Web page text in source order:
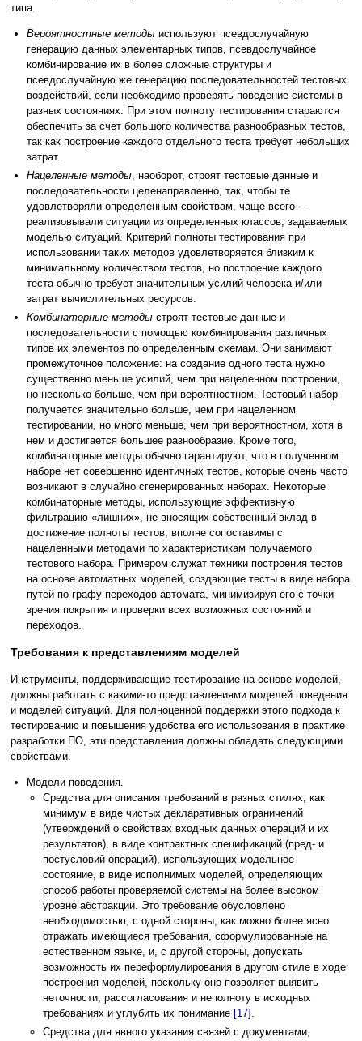
типа.
Вероятностные методы используют псевдослучайную
генерацию данных элементарных типов, псевдослучайное
комбинирование их в более сложные структуры и
псевдослучайную же генерацию последовательностей тестовых
воздействий, если необходимо проверять поведение системы в
разных состояниях. При этом полноту тестирования стараются
обеспечить за счет большого количества разнообразных тестов,
так как построение каждого отдельного теста требует небольших
затрат.
Нацеленные методы, наоборот, строят тестовые данные и
последовательности целенаправленно, так, чтобы те
удовлетворяли определенным свойствам, чаще всего —
реализовывали ситуации из определенных классов, задаваемых
моделью ситуаций. Критерий полноты тестирования при
использовании таких методов удовлетворяется близким к
минимальному количеством тестов, но построение каждого
теста обычно требует значительных усилий человека и/или
затрат вычислительных ресурсов.
Комбинаторные методы строят тестовые данные и
последовательности с помощью комбинирования различных
типов их элементов по определенным схемам. Они занимают
промежуточное положение: на создание одного теста нужно
существенно меньше усилий, чем при нацеленном построении,
но несколько больше, чем при вероятностном. Тестовый набор
получается значительно больше, чем при нацеленном
тестировании, но много меньше, чем при вероятностном, хотя в
нем и достигается большее разнообразие. Кроме того,
комбинаторные методы обычно гарантируют, что в полученном
наборе нет совершенно идентичных тестов, которые очень часто
возникают в случайно сгенерированных наборах. Некоторые
комбинаторные методы, использующие эффективную
фильтрацию «лишних», не вносящих собственный вклад в
достижение полноты тестов, вполне сопоставимы с
нацеленными методами по характеристикам получаемого
тестового набора. Примером служат техники построения тестов
на основе автоматных моделей, создающие тесты в виде набора
путей по графу переходов автомата, минимизируя его с точки
зрения покрытия и проверки всех возможных состояний и
переходов.
Требования к представлениям моделей
Инструменты, поддерживающие тестирование на основе моделей,
должны работать с какими-то представлениями моделей поведения
и моделей ситуаций. Для полноценной поддержки этого подхода к
тестированию и повышения удобства его использования в практике
разработки ПО, эти представления должны обладать следующими
свойствами.
Модели поведения.
Средства для описания требований в разных стилях, как
минимум в виде чистых декларативных ограничений
(утверждений о свойствах входных данных операций и их
результатов), в виде контрактных спецификаций (пред- и
постусловий операций), использующих модельное
состояние, в виде исполнимых моделей, определяющих
способ работы проверяемой системы на более высоком
уровне абстракции. Это требование обусловлено
необходимостью, с одной стороны, как можно более ясно
отражать имеющиеся требования, сформулированные на
естественном языке, и, с другой стороны, допускать
возможность их переформулирования в другом стиле в ходе
построения моделей, поскольку оно позволяет выявить
неточности, рассогласования и неполноту в исходных
требованиях и углубить их понимание [17] .
Средства для явного указания связей с документами,